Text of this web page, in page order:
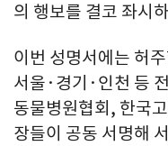
의 행보를 결코 좌시
이번 성명서에는 허
서울·경기·인천 등
동물병원협회, 한국
장들이 공동 서명해